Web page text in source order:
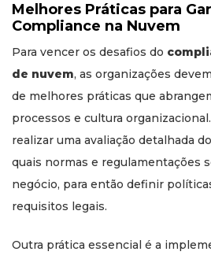
Melhores Práticas para
Compliance na Nuvem
Para vencer os desafios do
de nuvem, as organizações
de melhores práticas que
processos e cultura
realizar uma avaliação detalhada
quais normas e regulamentações
negócio, para então definir
requisitos legais.
Outra prática essencial é a